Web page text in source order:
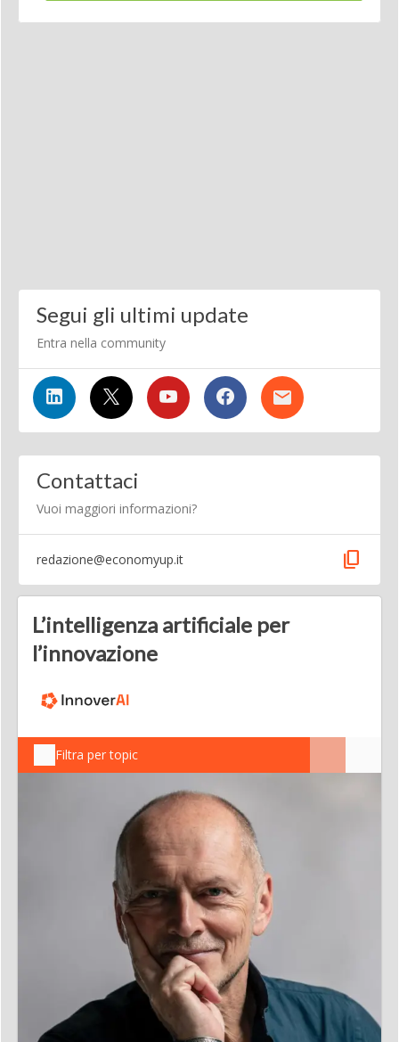
Segui gli ultimi update
Entra nella community
Contattaci
Vuoi maggiori informazioni?
redazione@economyup.it content_copy
L’intelligenza artificiale per
l’innovazione
Filtra per topic